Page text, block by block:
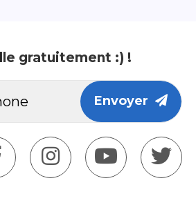
gratuitement :) !
Envoyer